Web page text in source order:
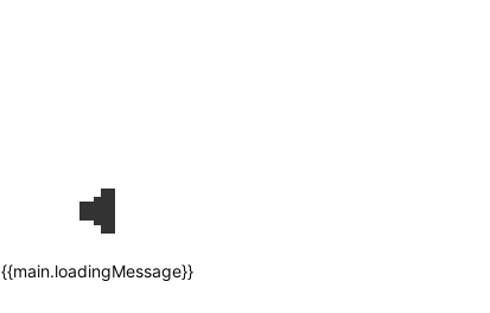
{{main.loadingMessage}}